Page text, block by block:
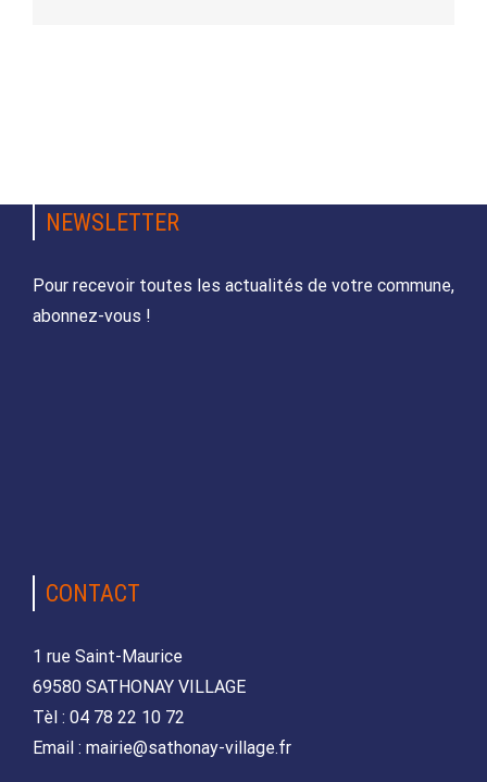
NEWSLETTER
Pour recevoir toutes les actualités de votre commune,
abonnez-vous !
CONTACT
1 rue Saint-Maurice
69580 SATHONAY VILLAGE
Tèl : 04 78 22 10 72
Email : mairie@sathonay-village.fr